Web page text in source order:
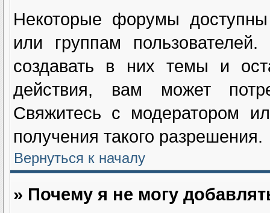
Некоторые форумы
или группам
создавать в них темы и
действия, вам может
Свяжитесь с модератором
получения такого разрешения.
Вернуться к началу
» Почему я не могу